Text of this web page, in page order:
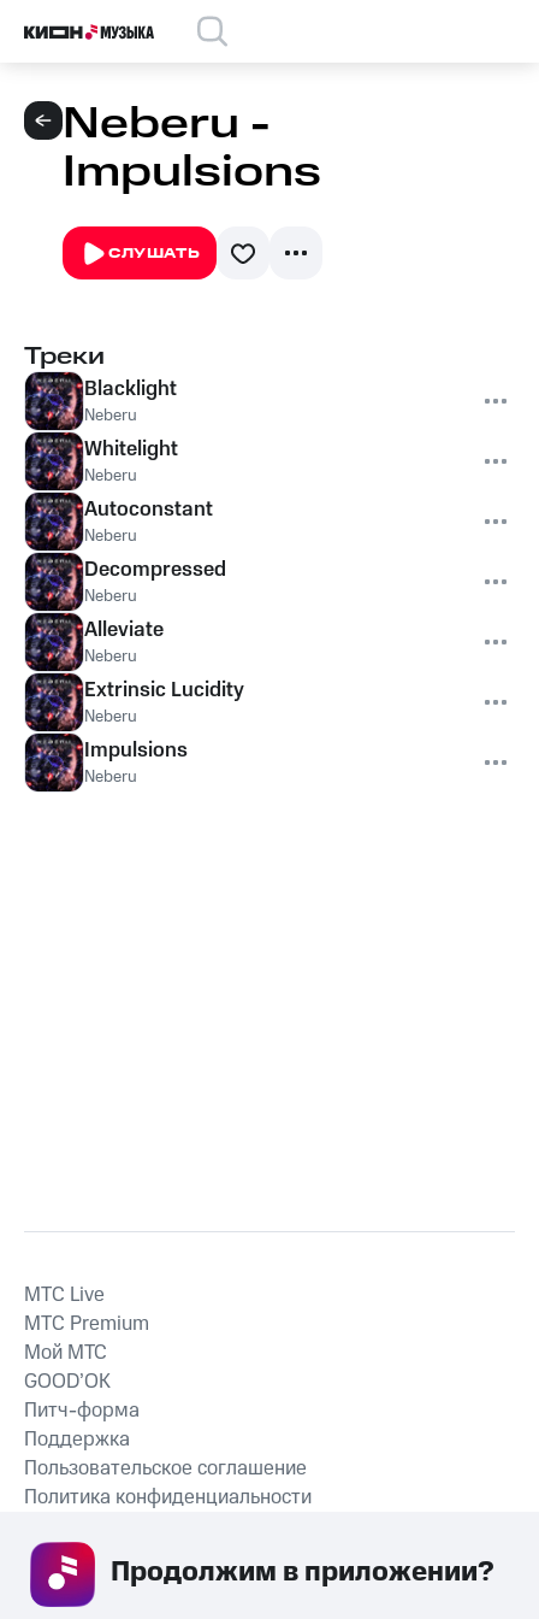
Neberu -
Impulsions
СЛУШАТЬ
Треки
Blacklight
Neberu
Whitelight
Neberu
Autoconstant
Neberu
Decompressed
Neberu
Alleviate
Neberu
Extrinsic Lucidity
Neberu
Impulsions
Neberu
СКАЧАТЬ ПРИЛОЖЕНИЕ
MTС Live
MTС Premium
Мой МТС
GOOD’OK
Питч-форма
Поддержка
Пользовательское соглашение
Политика конфиденциальности